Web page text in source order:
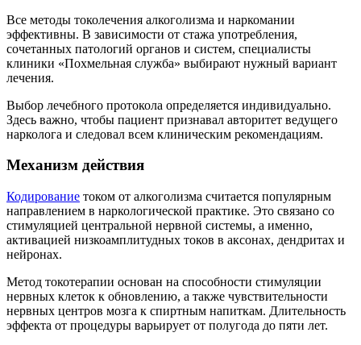
Все методы токолечения алкоголизма и наркомании
эффективны. В зависимости от стажа употребления,
сочетанных патологий органов и систем, специалисты
клиники «Похмельная служба» выбирают нужный вариант
лечения.
Выбор лечебного протокола определяется индивидуально.
Здесь важно, чтобы пациент признавал авторитет ведущего
нарколога и следовал всем клиническим рекомендациям.
Механизм действия
Кодирование током от алкоголизма считается популярным
направлением в наркологической практике. Это связано со
стимуляцией центральной нервной системы, а именно,
активацией низкоамплитудных токов в аксонах, дендритах и
нейронах.
Метод токотерапии основан на способности стимуляции
нервных клеток к обновлению, а также чувствительности
нервных центров мозга к спиртным напиткам. Длительность
эффекта от процедуры варьирует от полугода до пяти лет.